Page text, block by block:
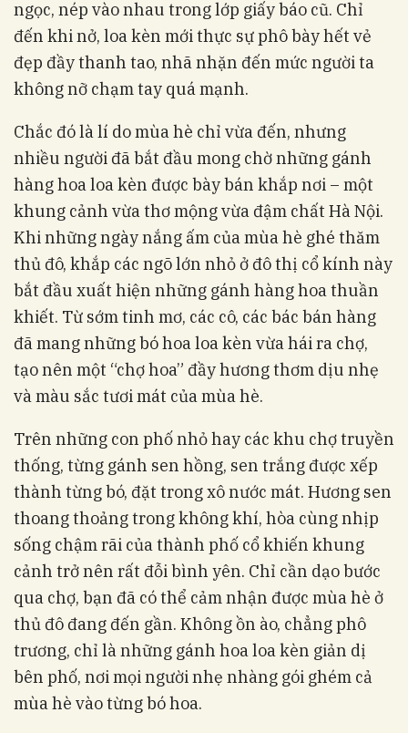
ngọc, nép vào nhau trong lớp giấy báo cũ. Chỉ
đến khi nở, loa kèn mới thực sự phô bày hết vẻ
đẹp đầy thanh tao, nhã nhặn đến mức người ta
không nỡ chạm tay quá mạnh.
Chắc đó là lí do mùa hè chỉ vừa đến, nhưng
nhiều người đã bắt đầu mong chờ những gánh
hàng hoa loa kèn được bày bán khắp nơi – một
khung cảnh vừa thơ mộng vừa đậm chất Hà Nội.
Khi những ngày nắng ấm của mùa hè ghé thăm
thủ đô, khắp các ngõ lớn nhỏ ở đô thị cổ kính này
bắt đầu xuất hiện những gánh hàng hoa thuần
khiết. Từ sớm tinh mơ, các cô, các bác bán hàng
đã mang những bó hoa loa kèn vừa hái ra chợ,
tạo nên một “chợ hoa” đầy hương thơm dịu nhẹ
và màu sắc tươi mát của mùa hè.
Trên những con phố nhỏ hay các khu chợ truyền
thống, từng gánh sen hồng, sen trắng được xếp
thành từng bó, đặt trong xô nước mát. Hương sen
thoang thoảng trong không khí, hòa cùng nhịp
sống chậm rãi của thành phố cổ khiến khung
cảnh trở nên rất đỗi bình yên. Chỉ cần dạo bước
qua chợ, bạn đã có thể cảm nhận được mùa hè ở
thủ đô đang đến gần. Không ồn ào, chẳng phô
trương, chỉ là những gánh hoa loa kèn giản dị
bên phố, nơi mọi người nhẹ nhàng gói ghém cả
mùa hè vào từng bó hoa.